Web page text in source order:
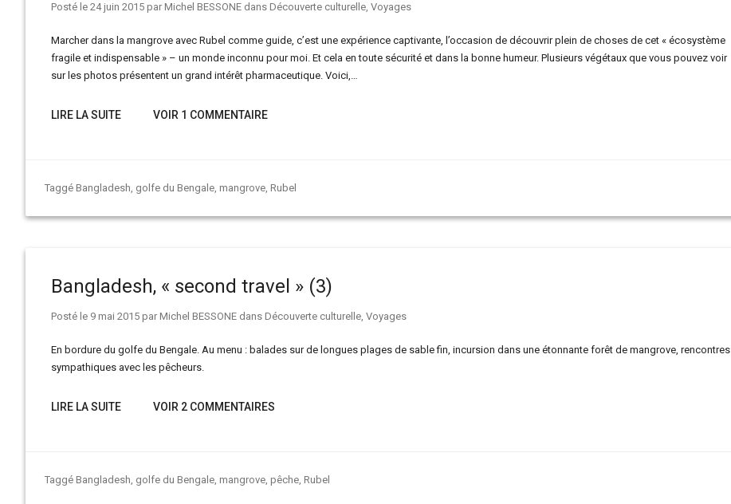
Posté le 24 juin 2015 par Michel BESSONE dans Découverte culturelle, Voyages
Marcher dans la mangrove avec Rubel comme guide, c’est une expérience captivante, l’occasion de découvrir plein de choses de cet « écosystème
fragile et indispensable » – un monde inconnu pour moi. Et cela en toute sécurité et dans la bonne humeur. Plusieurs végétaux que vous pouvez voir
sur les photos présentent un grand intérêt pharmaceutique. Voici,…
LIRE LA SUITE VOIR 1 COMMENTAIRE
Taggé Bangladesh, golfe du Bengale, mangrove, Rubel
Bangladesh, « second travel » (3)
Posté le 9 mai 2015 par Michel BESSONE dans Découverte culturelle, Voyages
En bordure du golfe du Bengale. Au menu : balades sur de longues plages de sable fin, incursion dans une étonnante forêt de mangrove, rencontres
sympathiques avec les pêcheurs.
LIRE LA SUITE VOIR 2 COMMENTAIRES
Taggé Bangladesh, golfe du Bengale, mangrove, pêche, Rubel